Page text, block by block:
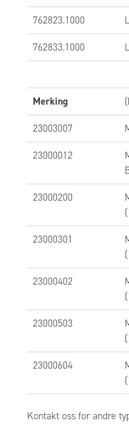
Spolespenning Utgang
11-30 V DC
20-264
762823.1000
762833.1000
Merking
23003007
23000012
23000200
23000301
23000402
23000503
23000604
Kontakt oss for andre